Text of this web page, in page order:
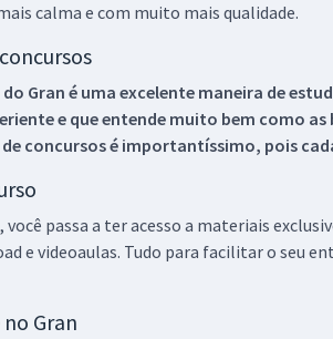
calma e com muito mais qualidade.
Gran é uma excelente maneira de
e que entende muito bem como
concursos é importantíssimo, pois
passa a ter acesso a materiais
e videoaulas. Tudo para facilitar o seu
Gran